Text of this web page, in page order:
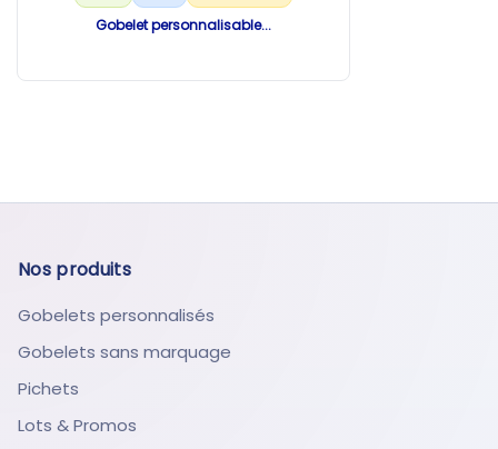
Gobelet personnalisable...
Nos produits
Gobelets personnalisés
Gobelets sans marquage
Pichets
Lots & Promos